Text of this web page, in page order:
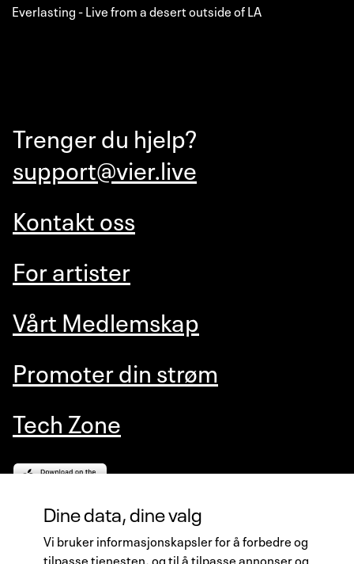
Dine data, dine valg
Vi bruker informasjonskapsler for å forbedre og
tilpasse tjenesten, og til å tilpasse annonser og
Everlasting - Live from a desert outside of LA
Trenger du hjelp?
support@vier.live
Kontakt oss
For artister
Vårt Medlemskap
Promoter din strøm
Tech Zone
VIERLIVE AS
Gaustadalléen 21, 0349 Oslo, Norway